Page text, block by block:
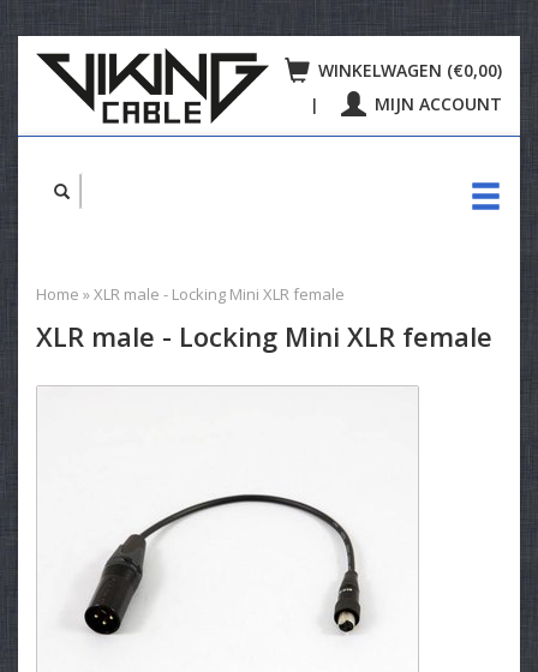
WINKELWAGEN (€0,00)
| MIJN ACCOUNT
Home »XLR male - Locking Mini XLR female
XLR male - Locking Mini XLR female